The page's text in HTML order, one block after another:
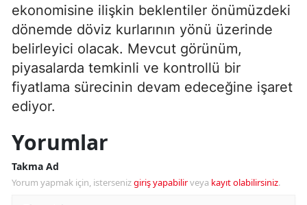
ekonomisine ilişkin beklentiler önümüzdeki
dönemde döviz kurlarının yönü üzerinde
belirleyici olacak. Mevcut görünüm,
piyasalarda temkinli ve kontrollü bir
fiyatlama sürecinin devam edeceğine işaret
ediyor.
Yorumlar
Takma Ad
Yorum yapmak için, istersenizgiriş yapabilirveya kayıt olabilirsiniz.